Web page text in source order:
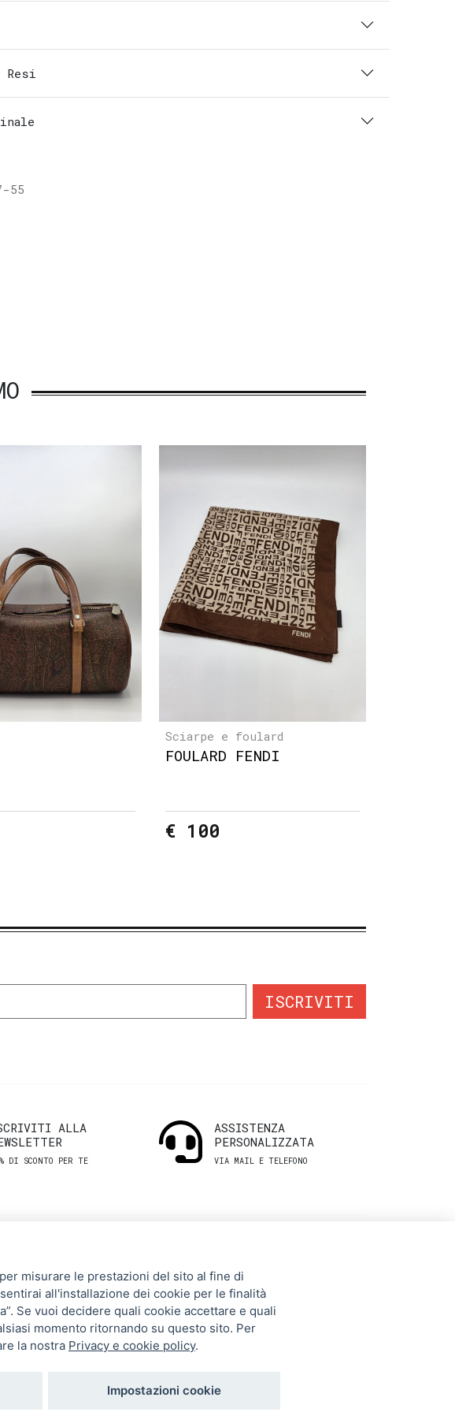
Resi
55
Sciarpe e foulard
FOULARD FENDI
€ 100
ISCRIVITI
ALLA
DI SCONTO PER TE
ASSISTENZA
PERSONALIZZATA
VIA MAIL E TELEFONO
Condizioni
e resi
UTILI
Storia
Gift Card
misurare le prestazioni del sito al fine di
all'installazione dei cookie per le finalità
Se vuoi decidere quali cookie accettare e quali
momento ritornando su questo sito. Per
la nostra Privacy e cookie policy.
Impostazioni cookie